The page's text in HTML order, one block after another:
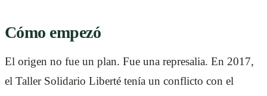
Cómo empezó
El origen no fue un plan. Fue una represalia. En 2017,
el Taller Solidario Liberté tenía un conflicto con el